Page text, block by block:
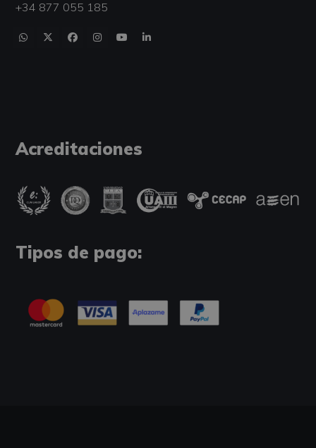
+34 877 055 185
Acreditaciones
Tipos de pago: